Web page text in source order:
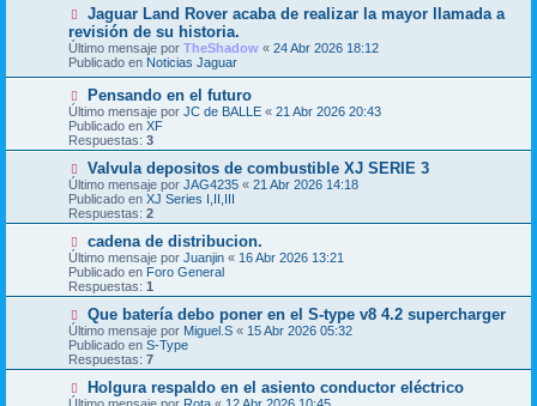
e
m
e
n
s
a
e
N
e
v
o
m
n
s
a
j
e
Jaguar Land Rover acaba de realizar la mayor llamada a
revisión de su historia.
Último mensaje por TheShadow « 24 Abr 2026 18:12
Publicado en Noticias Jaguar
N
u
e
v
o
m
e
n
s
a
e
Pensando en el futuro
Último mensaje por JC de BALLE « 21 Abr 2026 20:43
Publicado en XF
Respuestas: 3
N
u
e
v
o
m
e
n
s
a
e
Valvula depositos de combustible XJ SERIE 3
Último mensaje por JAG4235 « 21 Abr 2026 14:18
Publicado en XJ Series I,II,III
Respuestas: 2
N
u
e
v
o
m
e
n
s
a
e
cadena de distribucion.
Último mensaje por Juanjin « 16 Abr 2026 13:21
Publicado en Foro General
Respuestas: 1
N
u
e
v
o
m
e
Que batería debo poner en el S-type v8 4.2 supercharger
Último mensaje por Miguel.S « 15 Abr 2026 05:32
Publicado en S-Type
Respuestas: 7
N
u
Holgura respaldo en el asiento conductor eléctrico